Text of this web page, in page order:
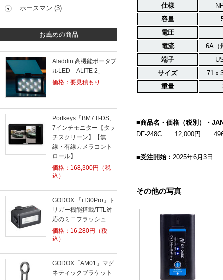
仕様
容量
電圧
電流
6A（
端子
サイズ
71ｘ
重量
■商品名・価格（税別）・
DF-248C 12,000円
■受注開始： 2025年6月3日
その他の写真
ホースマン (3)
お薦めの商品
Aladdin 高機能ポータブ
ルLED「ALITE 2」
価格：要見積もり
Portkeys「BM7 II-DS」
7インチモニター【タッ
チスクリーン】【無
線・有線カメラコント
ロール】
価格： 168,300円（税
込）
GODOX 「iT30Pro」ト
リガー機能搭載/TTL対
応のミニフラッシュ
価格： 16,280円（税
込）
GODOX「AM01」マグ
ネティックブラケット